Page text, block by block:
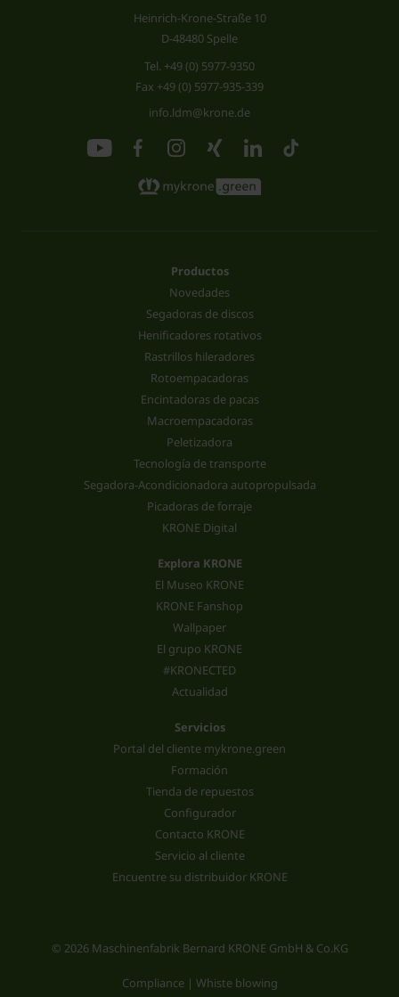
Heinrich-Krone-Straße 10
D-48480 Spelle
Tel. +49 (0) 5977-9350
Fax +49 (0) 5977-935-339
info.ldm@krone.de
Productos
Novedades
Segadoras de discos
Henificadores rotativos
Rastrillos hileradores
Rotoempacadoras
Encintadoras de pacas
Macroempacadoras
Peletizadora
Tecnología de transporte
Segadora-Acondicionadora autopropulsada
Picadoras de forraje
KRONE Digital
Explora KRONE
El Museo KRONE
KRONE Fanshop
Wallpaper
El grupo KRONE
#KRONECTED
Actualidad
Servicios
Portal del cliente mykrone.green
Formación
Tienda de repuestos
Configurador
Contacto KRONE
Servicio al cliente
Encuentre su distribuidor KRONE
© 2026 Maschinenfabrik Bernard KRONE GmbH & Co.KG
Compliance | Whiste blowing